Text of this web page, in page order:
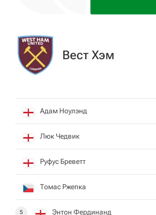
Вест Хэм
Адам Ноулэнд
Люк Чедвик
Руфус Бреветт
Томас Ржепка
5 Энтон Фердинанд